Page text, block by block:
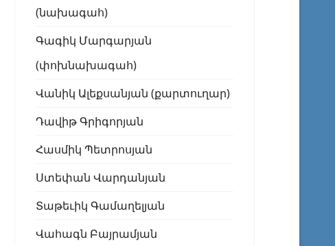
(նախագահ)
Գագիկ Մարգարյան
(փոխնախագահ)
Վանիկ Ալեքսանյան (քարտուղար)
Դավիթ Գրիգորյան
Հասմիկ Պետրոսյան
Ստեփան Վարդանյան
Տաթեւիկ Գամաղելյան
Վահագն Բայրամյան